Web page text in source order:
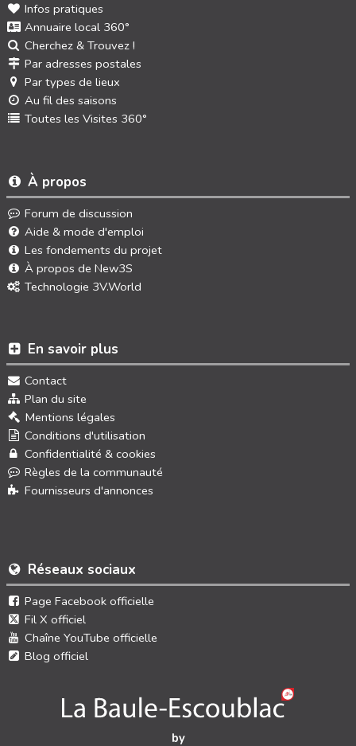
Réseaux sociaux
Page Facebook officielle
Fil X officiel
Chaîne YouTube officielle
Blog officiel
En savoir plus
Contact
Plan du site
Mentions légales
Conditions d'utilisation
Confidentialité & cookies
Règles de la communauté
Fournisseurs d'annonces
Infos pratiques
Annuaire local 360°
Cherchez & Trouvez !
Par adresses postales
Par types de lieux
Au fil des saisons
Toutes les Visites 360°
À propos
Forum de discussion
Aide & mode d'emploi
Les fondements du projet
À propos de New3S
Technologie 3V.World
by